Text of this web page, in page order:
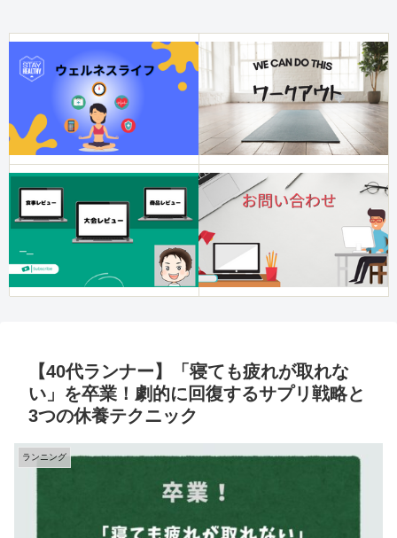
【40代ランナー】「寝ても疲れが取れな
い」を卒業！劇的に回復するサプリ戦略と
3つの休養テクニック
ランニング